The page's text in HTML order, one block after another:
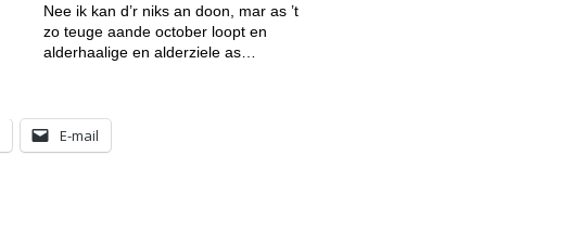
Nee ik kan d’r niks an doon, mar as ’t
zo teuge aande october loopt en
alderhaalige en alderziele as…
E-mail